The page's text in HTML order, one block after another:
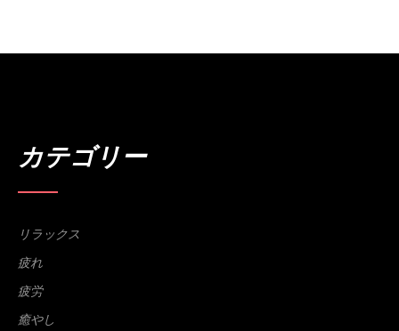
カテゴリー
リラックス
疲れ
疲労
癒やし